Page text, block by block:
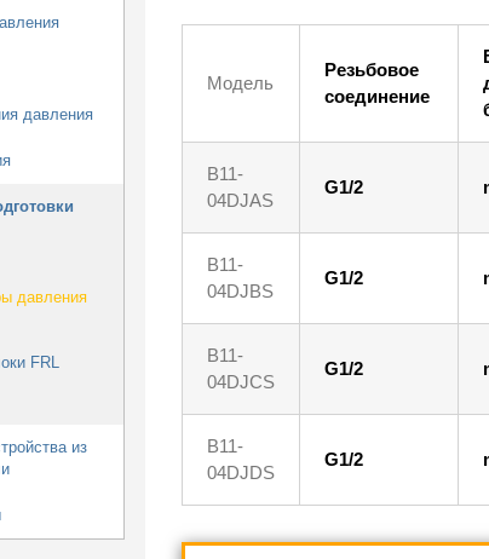
давления
давления
FRL
из
Модель
Резьбовое
соединение
B11-
04DJAS
G1/2
B11-
04DJBS
G1/2
B11-
04DJCS
G1/2
B11-
04DJDS
G1/2